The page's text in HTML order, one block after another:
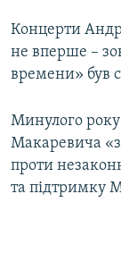
Концерти
не вперше –
времени» був
Минулого
Макаревича
проти
та підтримку